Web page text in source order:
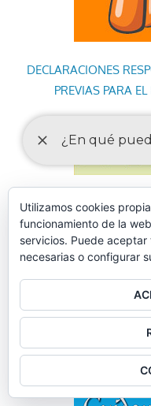
DECLARACIONES
PREVIAS PARA
Utilizamos cookies
funcionamiento de la
servicios. Puede
necesarias o configurar